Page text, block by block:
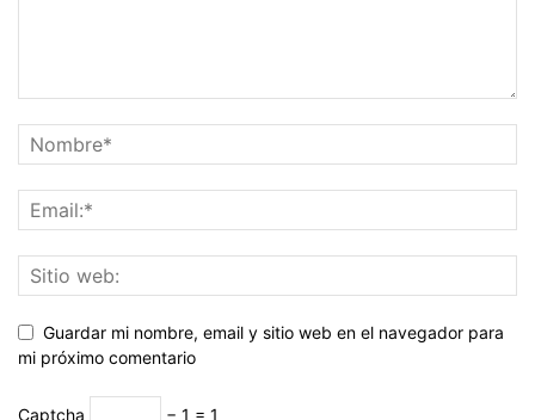
Guardar mi nombre, email y sitio web en el navegador para
mi próximo comentario
Captcha − 1 = 1